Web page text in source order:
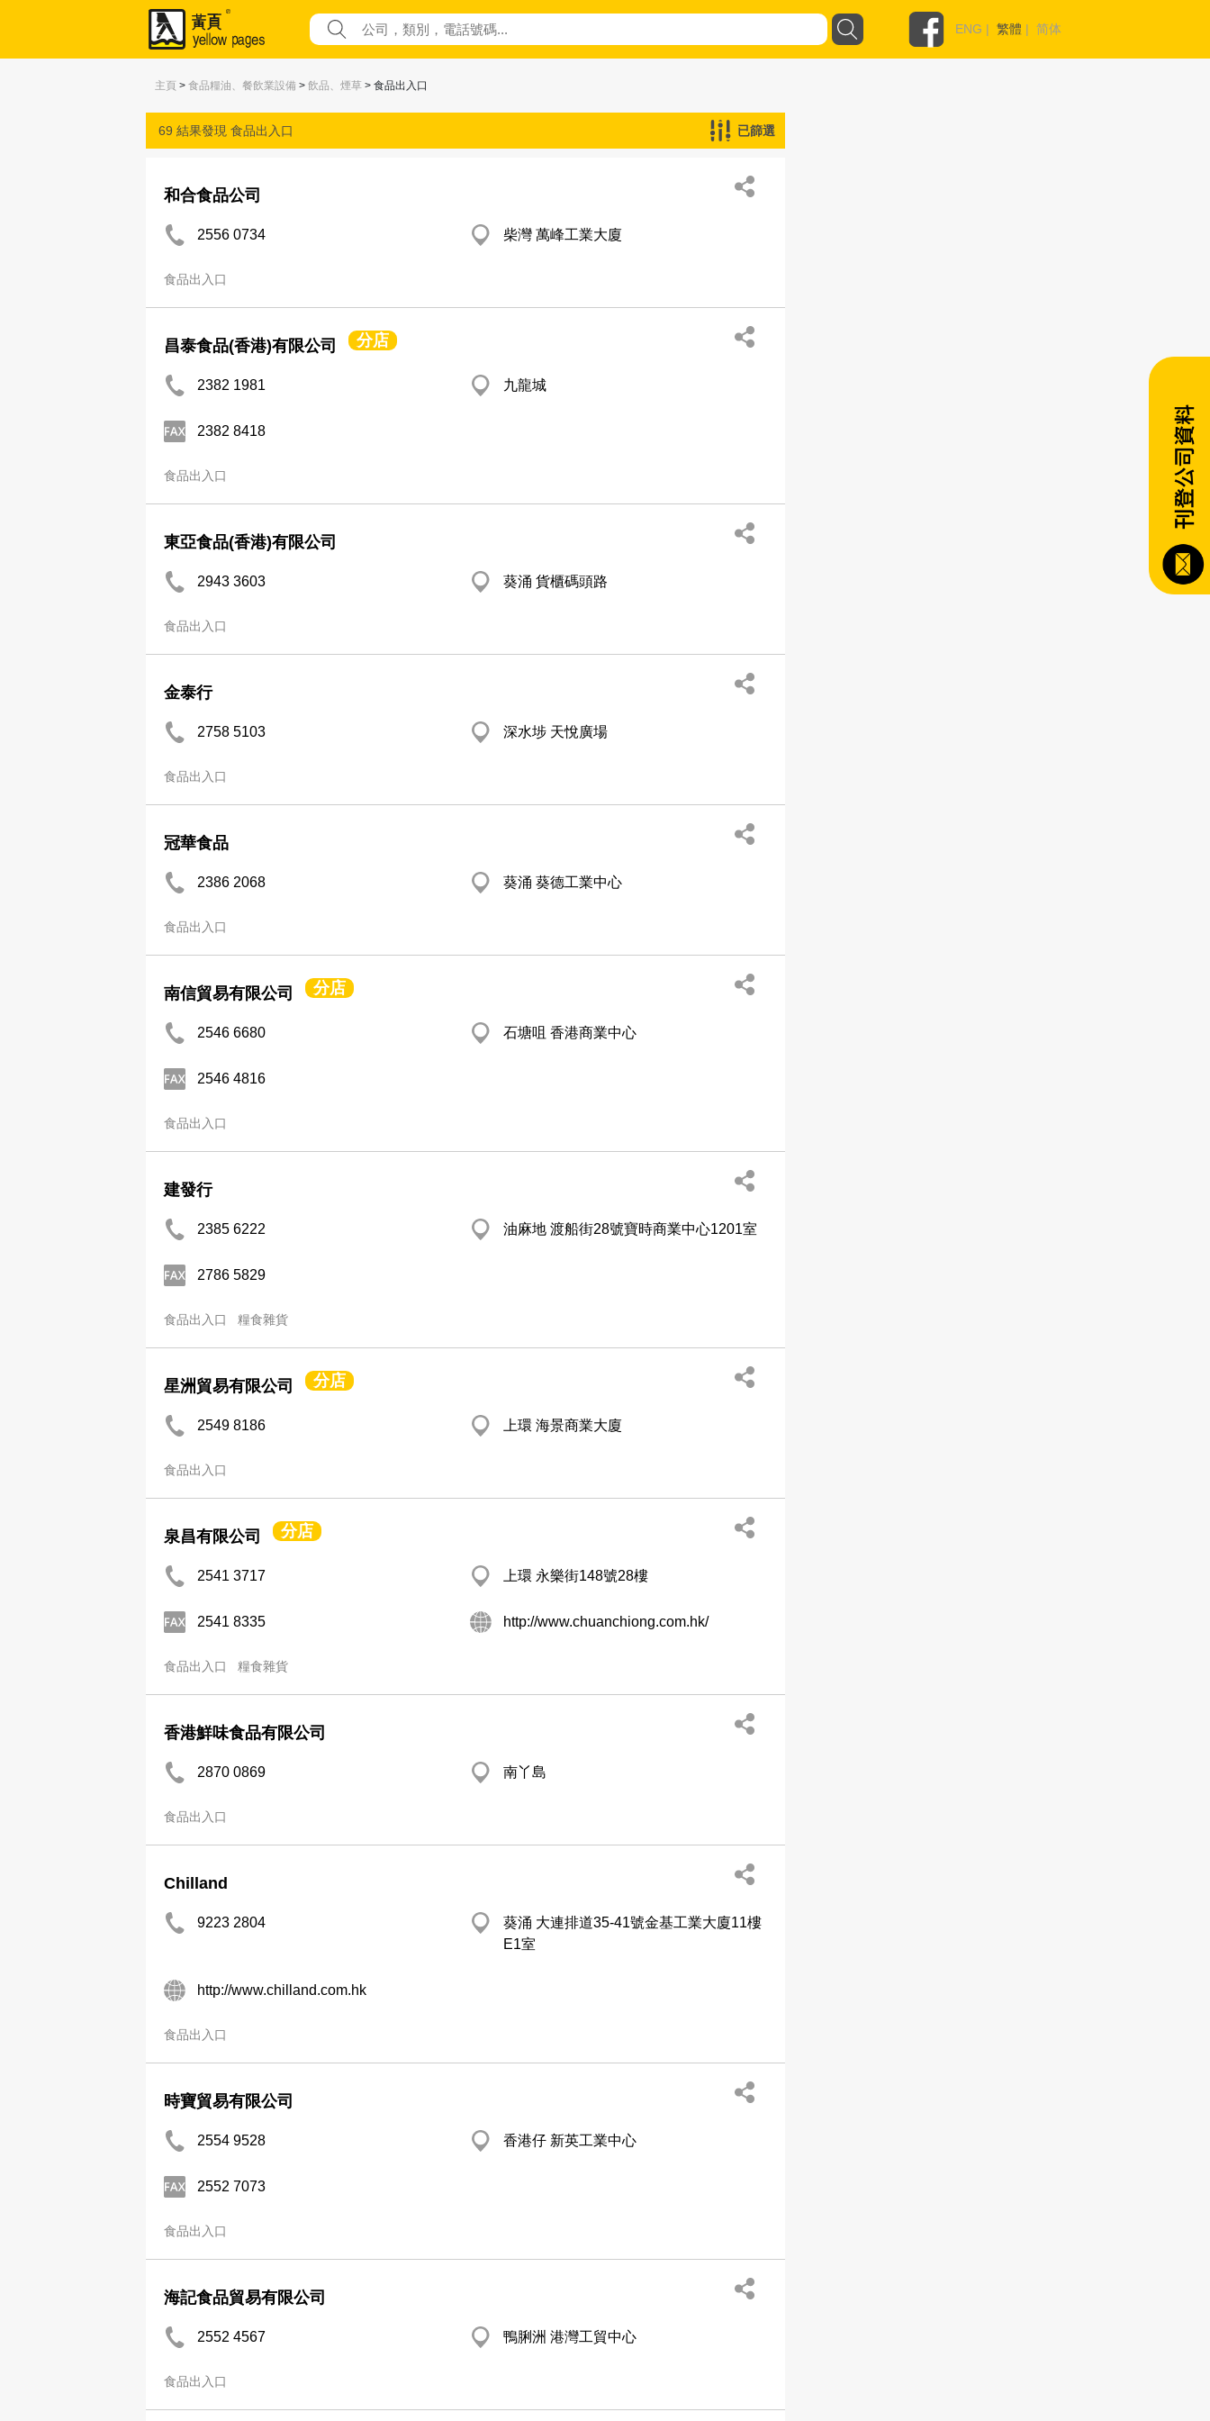
ENG | 繁體 | 简体
主頁 > 食品糧油、餐飲業設備 > 飲品、煙草 > 食品出入口
69 結果發現 食品出入口 已篩選
和合食品公司
2556 0734 柴灣 萬峰工業大廈
食品出入口
昌泰食品(香港)有限公司 分店
2382 1981 九龍城
2382 8418
食品出入口
東亞食品(香港)有限公司
2943 3603 葵涌 貨櫃碼頭路
食品出入口
金泰行
2758 5103 深水埗 天悅廣場
食品出入口
冠華食品
2386 2068 葵涌 葵德工業中心
食品出入口
南信貿易有限公司 分店
2546 6680 石塘咀 香港商業中心
2546 4816
食品出入口
建發行
2385 6222 油麻地 渡船街28號寶時商業中心1201室
2786 5829
食品出入口 糧食雜貨
星洲貿易有限公司 分店
2549 8186 上環 海景商業大廈
食品出入口
泉昌有限公司 分店
2541 3717 上環 永樂街148號28樓
2541 8335 http://www.chuanchiong.com.hk/
食品出入口 糧食雜貨
香港鮮味食品有限公司
2870 0869 南丫島
食品出入口
Chilland
9223 2804
葵涌 大連排道35-41號金基工業大廈11樓
E1室
http://www.chilland.com.hk
食品出入口
時寶貿易有限公司
2554 9528 香港仔 新英工業中心
2552 7073
食品出入口
海記食品貿易有限公司
2552 4567 鴨脷洲 港灣工貿中心
食品出入口